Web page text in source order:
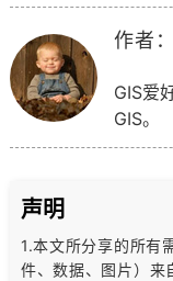
作者：
GIS爱
GIS。
声明
1.本文所分享的所有
件、数据、图片） 来